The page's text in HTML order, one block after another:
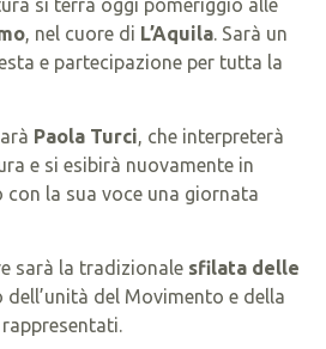
, nel cuore di L’Aquila . Sarà un
e partecipazione per tutta la
Paola Turci, che interpreterà
e si esibirà nuovamente in
con la sua voce una giornata
sarà la tradizionale sfilata delle
dell’unità del Movimento e della